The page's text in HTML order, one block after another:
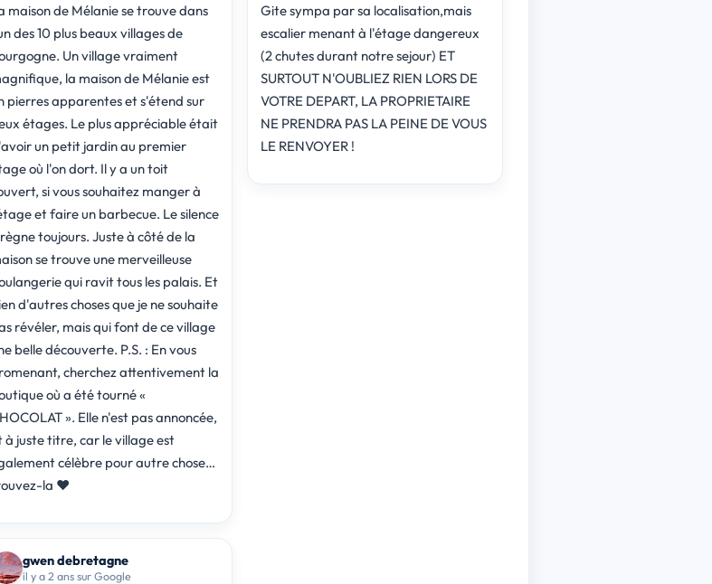
maison de Mélanie se trouve dans
des 10 plus beaux villages de
Un village vraiment
la maison de Mélanie est
pierres apparentes et s'étend sur
étages. Le plus appréciable était
un petit jardin au premier
où l'on dort. Il y a un toit
si vous souhaitez manger à
et faire un barbecue. Le silence
toujours. Juste à côté de la
se trouve une merveilleuse
qui ravit tous les palais. Et
d'autres choses que je ne souhaite
révéler, mais qui font de ce village
belle découverte. P.S. : En vous
cherchez attentivement la
où a été tourné «
». Elle n'est pas annoncée,
à juste titre, car le village est
célèbre pour autre chose…
la ❤️
gwen debretagne
il y a 2 ans sur Google
Gite sympa par sa localisation,mais
escalier menant à l'étage dangereux
(2 chutes durant notre sejour) ET
SURTOUT N'OUBLIEZ RIEN LORS DE
VOTRE DEPART, LA PROPRIETAIRE
NE PRENDRA PAS LA PEINE DE VOUS
LE RENVOYER !